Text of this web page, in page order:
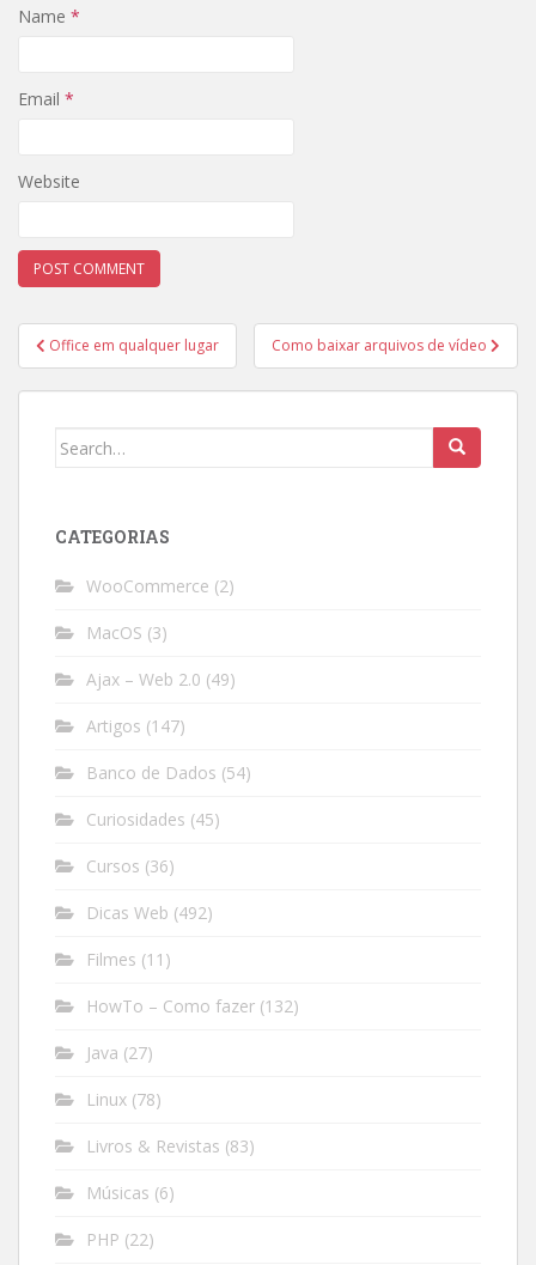
Name *
Email *
Website
Post
navigation
Office em qualquer lugar Como baixar arquivos de vídeo
Search
CATEGORIAS
WooCommerce (2)
MacOS (3)
Ajax – Web 2.0 (49)
Artigos (147)
Banco de Dados (54)
Curiosidades (45)
Cursos (36)
Dicas Web (492)
Filmes (11)
HowTo – Como fazer (132)
Java (27)
Linux (78)
Livros & Revistas (83)
Músicas (6)
PHP (22)